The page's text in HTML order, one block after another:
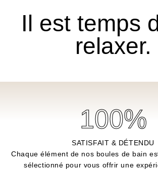
Il est temps
relaxer.
100%
SATISFAIT & DÉTENDU
Chaque élément de nos boules de bain
sélectionné pour vous offrir une